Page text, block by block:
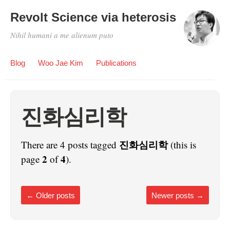
Revolt Science via heterosis
Nihil humani a me alienum puto
Blog Woo Jae Kim Publications
진화심리학
There are 4 posts tagged 진화심리학(this is
page 2 of4).
← Older posts Newer posts →